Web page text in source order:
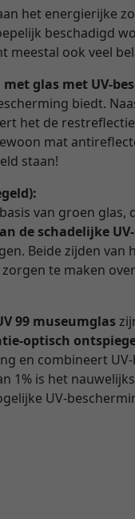
het energierijke
beschadigd
meestal ook veel
glas met UV-
biedt.
het de
mat
staan!
van groen glas,
de schadelijke
Beide zijden van
te maken
99 museumglas
optisch
en combineert
1% is het
UV-